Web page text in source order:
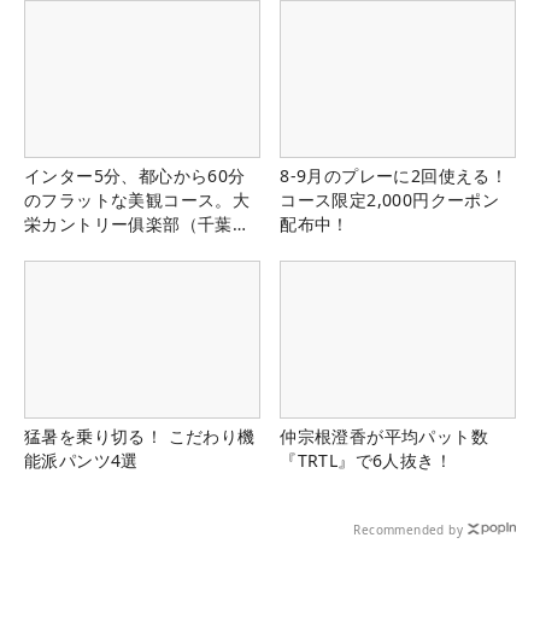
インター5分、都心から60分
のフラットな美観コース。大
栄カントリー俱楽部（千葉
8-9月のプレーに2回使える！
コース限定2,000円クーポン
配布中！
猛暑を乗り切る！ こだわり機
能派パンツ4選
仲宗根澄香が平均パット数
『TRTL』で6人抜き！
Recommended by